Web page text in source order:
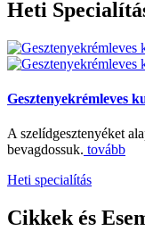
Heti
Gesztenyekrémleves
A szelídgesztenyéket
bevagdossuk. tovább
Heti specialítás
Cikkekés